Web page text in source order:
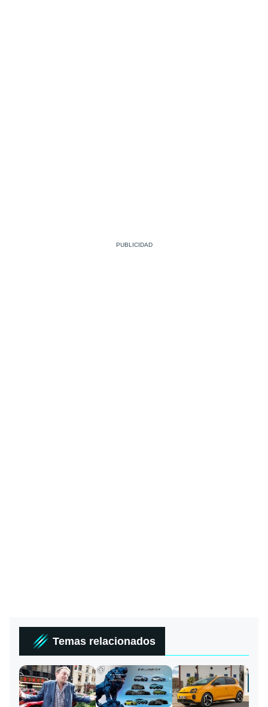
Temas relacionados